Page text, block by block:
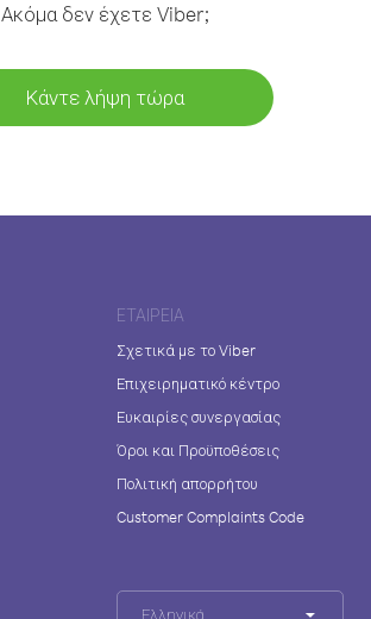
Ακόμα δεν έχετε Viber;
Κάντε λήψη τώρα
ΕΤΑΙΡΕΊΑ
Σχετικά με το Viber
Επιχειρηματικό κέντρο
Ευκαιρίες συνεργασίας
Όροι και Προϋποθέσεις
Πολιτική απορρήτου
Customer Complaints Code
Ελληνικά